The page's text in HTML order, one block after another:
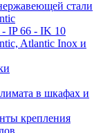
стали
IP 66 - IK 10
Atlantic Inox и
в шкафах и
крепления